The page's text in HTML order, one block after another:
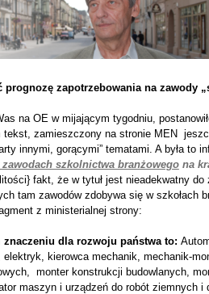
prognozę zapotrzebowania na zawody
na OE w mijającym tygodniu,
tekst, zamieszczony na stronie MEN
innymi, gorącymi” tematami. A była to
zawodach szkolnictwa branżowegona
fakt, że w tytuł jest nieadekwatny
tam zawodów zdobywa się w szkołach
z ministerialnej strony:
dla rozwoju państwa to:
kierowca mechanik, mechanik-
monter konstrukcji budowlanych,
maszyn i urządzeń do robót ziemnych